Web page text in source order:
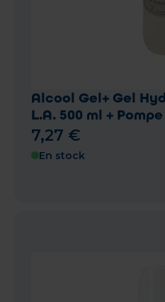
Alcool Gel+ Gel
L.A. 500 ml + Pompe
7,27 €
En stock